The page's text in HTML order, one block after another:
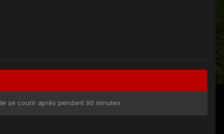
se courir après pendant 90 minutes